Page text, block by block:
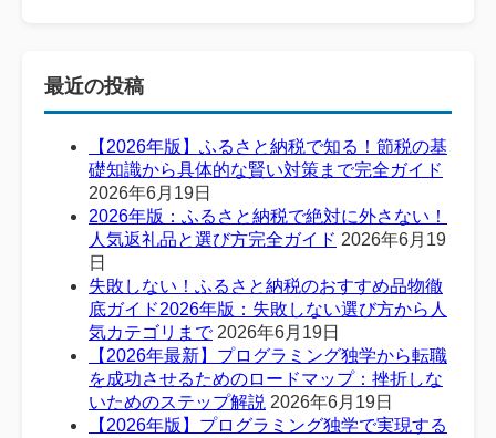
最近の投稿
【2026年版】ふるさと納税で知る！節税の基
礎知識から具体的な賢い対策まで完全ガイド
2026年6月19日
2026年版：ふるさと納税で絶対に外さない！
人気返礼品と選び方完全ガイド 2026年6月19
日
失敗しない！ふるさと納税のおすすめ品物徹
底ガイド2026年版：失敗しない選び方から人
気カテゴリまで 2026年6月19日
【2026年最新】プログラミング独学から転職
を成功させるためのロードマップ：挫折しな
いためのステップ解説 2026年6月19日
【2026年版】プログラミング独学で実現する